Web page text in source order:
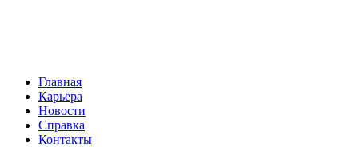
Главная
Карьера
Новости
Справка
Контакты